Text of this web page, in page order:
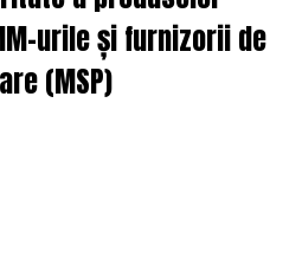
urile și furnizorii de
(MSP)